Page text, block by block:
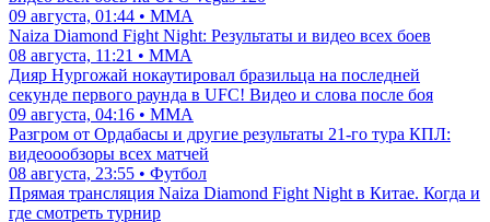
09 августа, 01:44 • ММА
Naiza Diamond Fight Night: Результаты и видео всех боев
08 августа, 11:21 • ММА
Дияр Нургожай нокаутировал бразильца на последней
секунде первого раунда в UFC! Видео и слова после боя
09 августа, 04:16 • ММА
Разгром от Ордабасы и другие результаты 21-го тура КПЛ:
видеоообзоры всех матчей
08 августа, 23:55 • Футбол
Прямая трансляция Naiza Diamond Fight Night в Китае. Когда и
где смотреть турнир